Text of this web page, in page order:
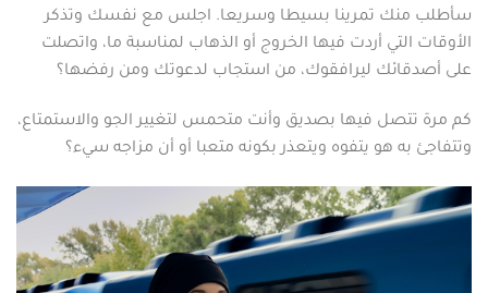
سأطلب منك تمرينا بسيطا وسريعا. اجلس مع نفسك وتذكر
الأوقات التي أردت فيها الخروج أو الذهاب لمناسبة ما، واتصلت
على أصدقائك ليرافقوك، من استجاب لدعوتك ومن رفضها؟
كم مرة تتصل فيها بصديق وأنت متحمس لتغيير الجو والاستمتاع،
وتتفاجئ به هو يتفوه ويتعذر بكونه متعبا أو أن مزاجه سيء؟